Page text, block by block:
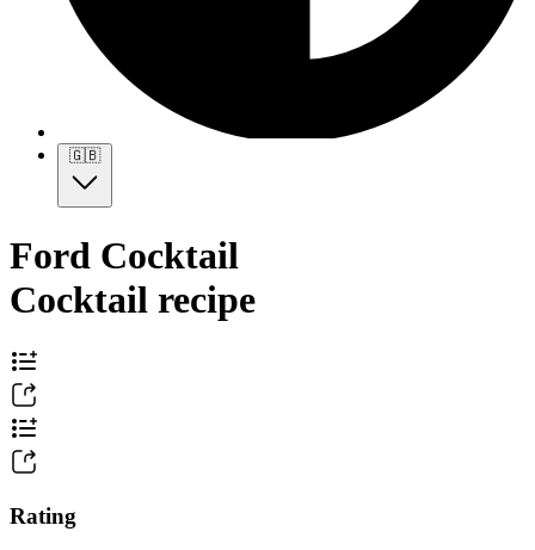
🇬🇧
Ford Cocktail
Cocktail recipe
Rating